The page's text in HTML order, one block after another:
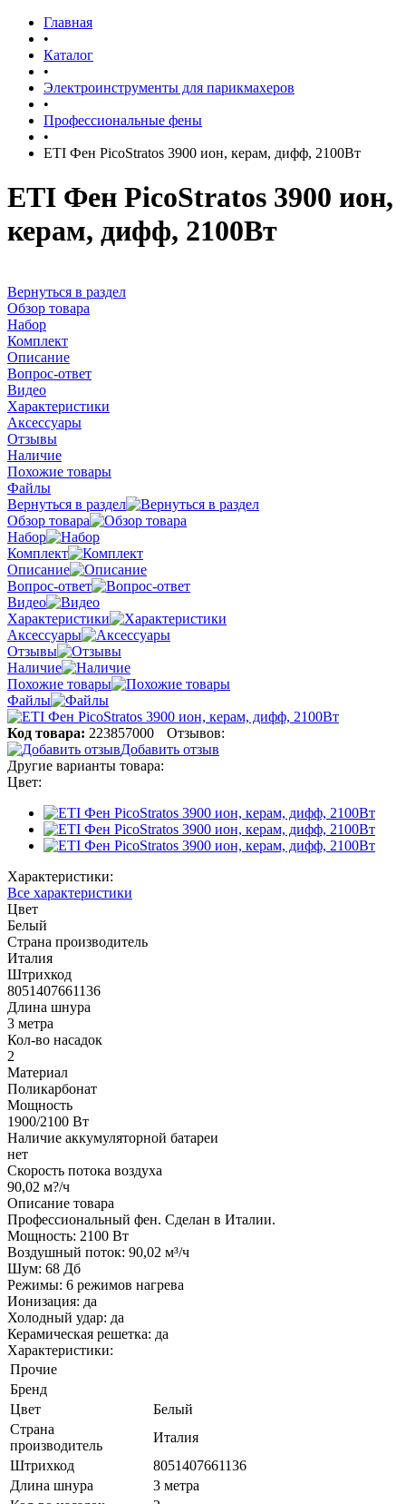
Главная
•
Каталог
•
Электроинструменты для парикмахеров
•
Профессиональные фены
•
ETI Фен PicoStratos 3900 ион, керам, дифф, 2100Вт
ETI Фен PicoStratos 3900 ион,
керам, дифф, 2100Вт
Вернуться в раздел
Обзор товара
Набор
Комплект
Описание
Вопрос-ответ
Видео
Характеристики
Аксессуары
Отзывы
Наличие
Похожие товары
Файлы
Вернуться в раздел
Обзор товара
Набор
Комплект
Описание
Вопрос-ответ
Видео
Характеристики
Аксессуары
Отзывы
Наличие
Похожие товары
Файлы
Код товара: 223857000
Отзывов:
Добавить отзыв
Другие варианты товара:
Цвет:
Характеристики:
Все характеристики
Цвет
Белый
Страна производитель
Италия
Штрихкод
8051407661136
Длина шнура
3 метра
Кол-во насадок
2
Материал
Поликарбонат
Мощность
1900/2100 Вт
Наличие аккумуляторной батареи
нет
Скорость потока воздуха
90,02 м?/ч
Описание товара
Профессиональный фен. Сделан в Италии.
Мощность: 2100 Вт
Воздушный поток: 90,02 м³/ч
Шум: 68 Дб
Режимы: 6 режимов нагрева
Ионизация: да
Холодный удар: да
Керамическая решетка: да
Характеристики:
Прочие
Бренд
Цвет
Белый
Страна
производитель
Италия
Штрихкод
8051407661136
Длина шнура
3 метра